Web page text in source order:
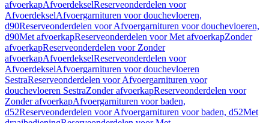
afvoerkapAfvoerdekselReserveonderdelen voor
AfvoerdekselAfvoergarnituren voor douchevloeren,
d90Reserveonderdelen voor Afvoergarnituren voor douchevloeren,
d90Met afvoerkapReserveonderdelen voor Met afvoerkapZonder
afvoerkapReserveonderdelen voor Zonder
afvoerkapAfvoerdekselReserveonderdelen voor
AfvoerdekselAfvoergarnituren voor douchevloeren
SestraReserveonderdelen voor Afvoergarnituren voor
douchevloeren SestraZonder afvoerkapReserveonderdelen voor
Zonder afvoerkapAfvoergarnituren voor baden,
d52Reserveonderdelen voor Afvoergarnituren voor baden, d52Met